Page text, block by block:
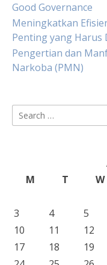
Good Governance
Meningkatkan
Penting yang Harus
Pengertian dan
Narkoba (PMN)
Search
for:
M
T W
3
4 5
10
11 12
17
18 19